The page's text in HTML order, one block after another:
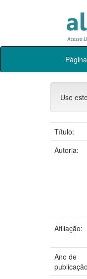
Skip
Use
Título:
Autoria:
Afiliação:
Ano de